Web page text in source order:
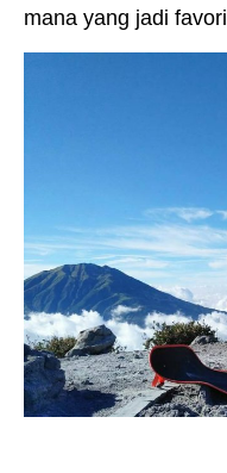
mana yang jadi